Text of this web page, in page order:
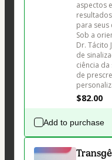
aspectos
para seus
Sob a
Dr. Tácito
de
ciência
de
$82.00
Add to purchase